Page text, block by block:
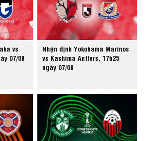
vs
07/08
Nhận định Yokohama Marinos
vs Kashima Antlers, 17h25
ngày 07/08